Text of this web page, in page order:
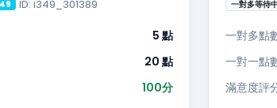
ID: i349_301389
5 點
20 點
100分
一對多等待中
一對多點
一對一點
滿意度評